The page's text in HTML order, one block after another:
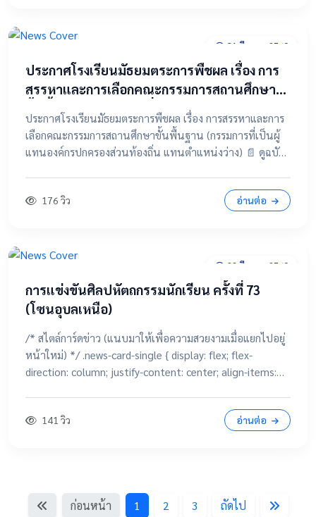
31 มีนาคม 2569
ประกาศโรงเรียนมัธยมตระการพืชผล เรื่อง การ
สรรหาและการเลือกคณะกรรมการสถานศึกษา
ขั้นพื้นฐาน (กรรมการที่เป็นผู้แทนองค์กร
ปกครองส่วนท้องถิ่น แทนตำแหน่งว่าง)
ประกาศโรงเรียนมัธยมตระการพืชผล เรื่อง การสรรหาและการ
เลือกคณะกรรมการสถานศึกษาขั้นพื้นฐาน (กรรมการที่เป็นผู้
แทนองค์กรปกครองส่วนท้องถิ่น แทนตำแหน่งว่าง) 📄 ดูฉบับ
176 วิว อ่านต่อ
28 มีนาคม 2569
การแข่งขันศิลปหัตถกรรมนักเรียน ครั้งที่ 73
(โซนอุบลเหนือ)
/* สไตล์การ์ดข่าว (แนบมาให้เพื่อความสวยงามเมื่อแยกไปอยู่
หน้าใหม่) */ .news-card-single { display: flex; flex-
direction: column; justify-content: center; align-items:
center; height: 250px; border-radius: 15px; padding: 20px;
text-decoration: none !important; color: white
!important; transition: all 0.3s ease; text-align: center;
#003366 0%, #004080 100%); border-bottom: 5px solid
อ่านต่อ
ก่อนหน้า 1 ถัดไป